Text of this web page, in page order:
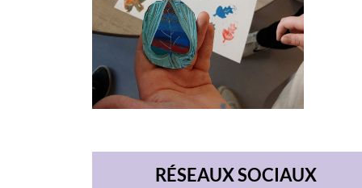
RÉSEAUX SOCIAUX